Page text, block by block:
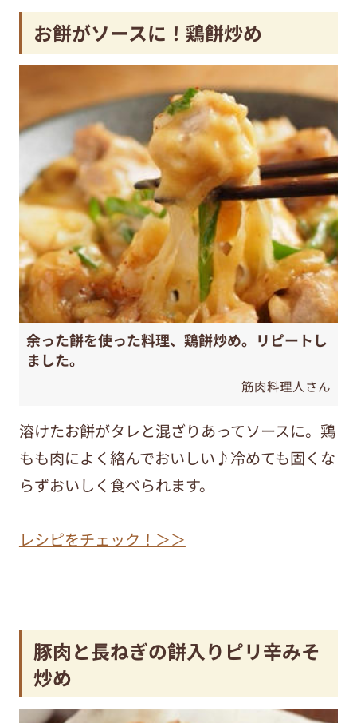
お餅がソースに！鶏餅炒め
余った餅を使った料理、鶏餅炒め。リピートし
ました。
筋肉料理人さん
溶けたお餅がタレと混ざりあってソースに。鶏
もも肉によく絡んでおいしい♪冷めても固くな
らずおいしく食べられます。
レシピをチェック！＞＞
豚肉と長ねぎの餅入りピリ辛みそ
炒め